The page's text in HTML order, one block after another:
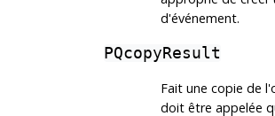
d'événement.
PQcopyResult
Fait une copie de
doit être appelée